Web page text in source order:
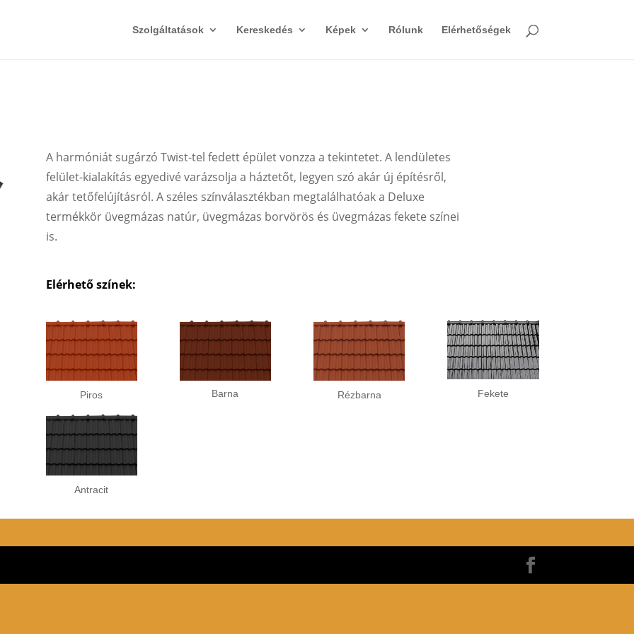
Szolgáltatások Kereskedés Képek Rólunk Elérhetőségek
A harmóniát sugárzó Twist-tel fedett épület vonzza a tekintetet. A lendületes
felület-kialakítás egyedivé varázsolja a háztetőt, legyen szó akár új építésről,
akár tetőfelújításról. A széles színválasztékban megtalálhatóak a Deluxe
termékkör üvegmázas natúr, üvegmázas borvörös és üvegmázas fekete színei
is.
Elérhető színek:
Piros Barna Rézbarna Fekete
Antracit